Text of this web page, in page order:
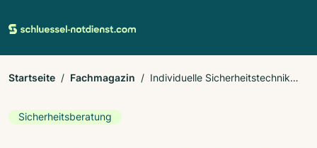
Startseite Fachmagazin
Individuelle Sicherheitstechnik
Bedürfnisse
Sicherheitsberatung